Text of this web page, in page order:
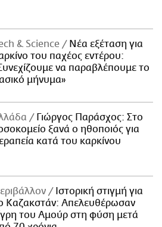
& Science
Νέα εξέταση για
του παχέος εντέρου:
να παραβλέπουμε το
μήνυμα»
Γιώργος Παράσχος: Στο
ξανά ο ηθοποιός για
κατά του καρκίνου
Ιστορική στιγμή για
Καζακστάν: Απελευθέρωσαν
του Αμούρ στη φύση μετά